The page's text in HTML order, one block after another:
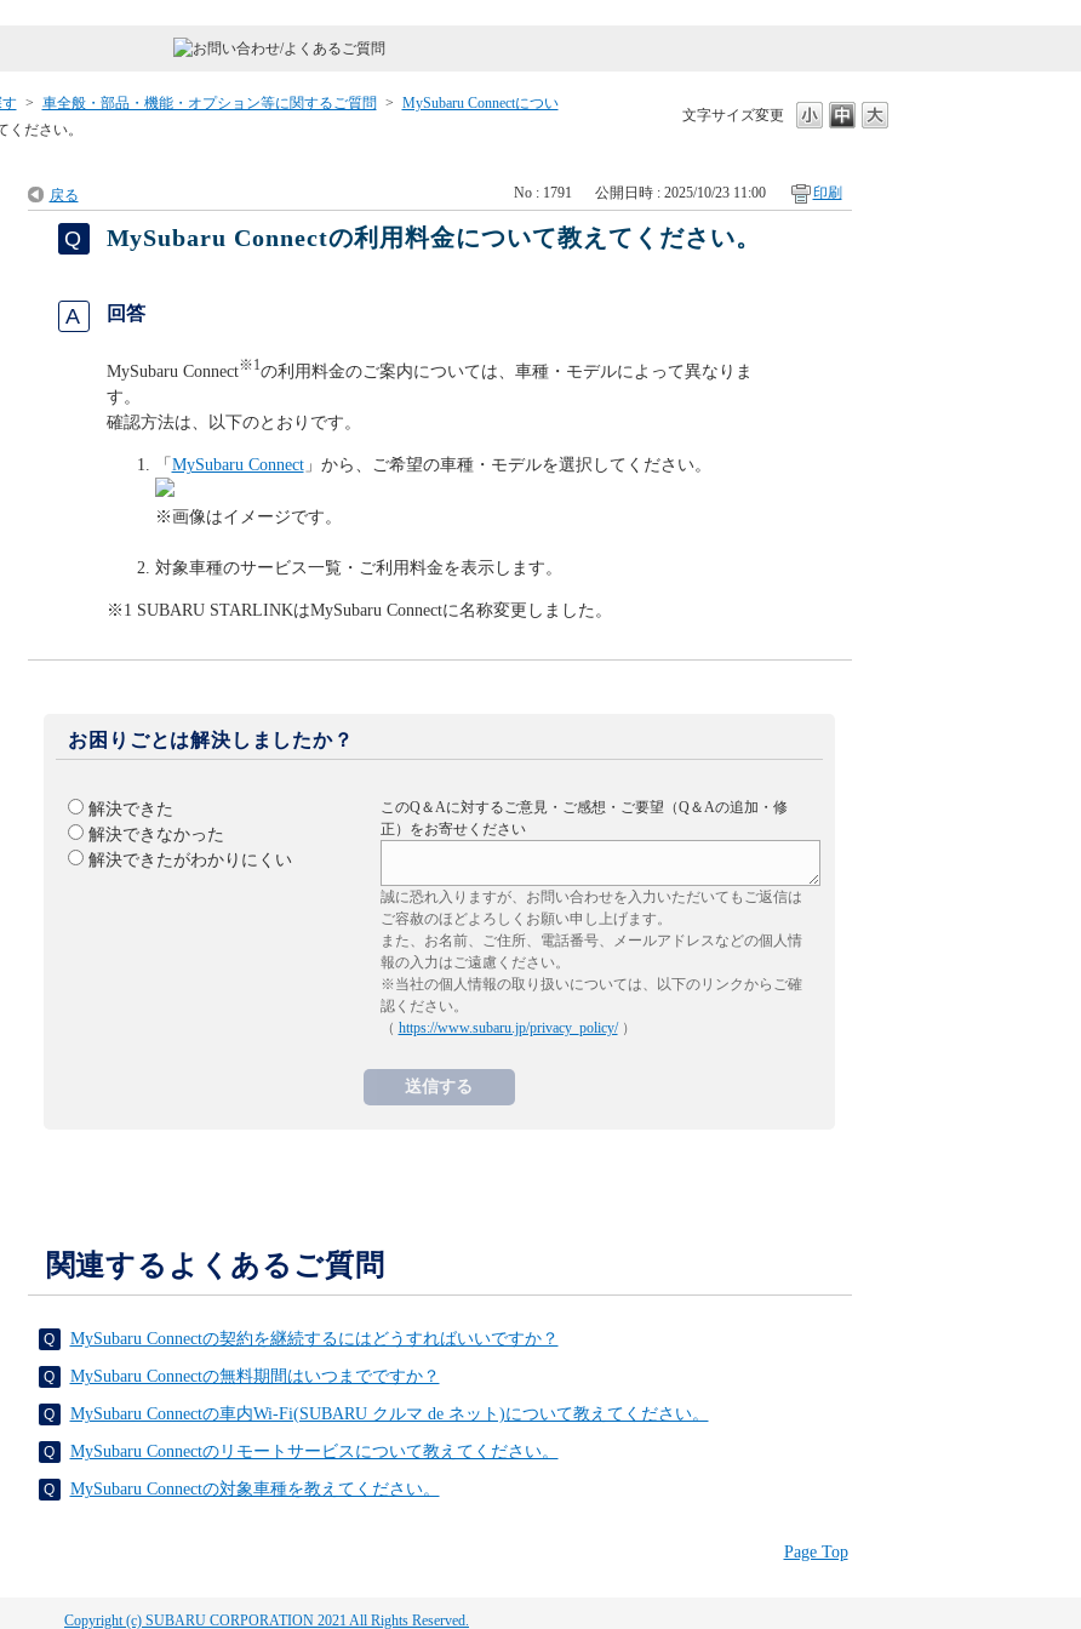
文字サイズ変更
> 車全般・部品・機能・オプション等に関するご質問 > MySubaru Connectについ
ください。
戻る No : 1791 公開日時 : 2025/10/23 11:00 印刷
MySubaru Connectの利用料金について教えてください。
回答
MySubaru Connect※1の利用料金のご案内については、車種・モデルによって異なりま
す。
確認方法は、以下のとおりです。
「MySubaru Connect」から、ご希望の車種・モデルを選択してください。
※画像はイメージです。
対象車種のサービス一覧・ご利用料金を表示します。
※1 SUBARU STARLINKはMySubaru Connectに名称変更しました。
お困りごとは解決しましたか？
解決できた
解決できなかった
解決できたがわかりにくい
このQ＆Aに対するご意見・ご感想・ご要望（Q＆Aの追加・修
正）をお寄せください
誠に恐れ入りますが、お問い合わせを入力いただいてもご返信は
ご容赦のほどよろしくお願い申し上げます。
また、お名前、ご住所、電話番号、メールアドレスなどの個人情
報の入力はご遠慮ください。
※当社の個人情報の取り扱いについては、以下のリンクからご確
認ください。
（ https://www.subaru.jp/privacy_policy/）
関連するよくあるご質問
MySubaru Connectの契約を継続するにはどうすればいいですか？
MySubaru Connectの無料期間はいつまでですか？
MySubaru Connectの車内Wi-Fi(SUBARU クルマ de ネット)について教えてください。
MySubaru Connectのリモートサービスについて教えてください。
MySubaru Connectの対象車種を教えてください。
Page Top
Copyright (c) SUBARU CORPORATION 2021 All Rights Reserved.